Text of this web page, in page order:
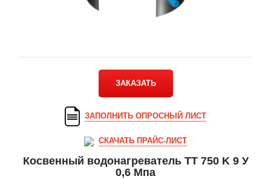
ЗАКАЗАТЬ
ЗАПОЛНИТЬ ОПРОСНЫЙ ЛИСТ
СКАЧАТЬ ПРАЙС-ЛИСТ
Косвенный водонагреватель ТТ 750 K 9 У
0,6 Мпа